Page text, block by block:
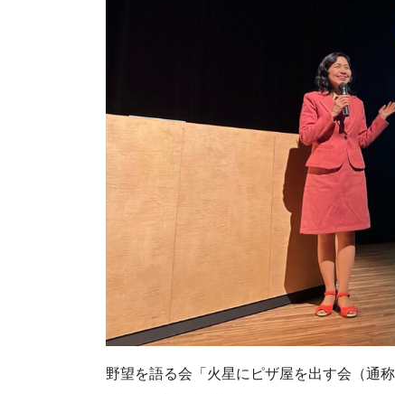
野望を語る会「火星にピザ屋を出す会（通